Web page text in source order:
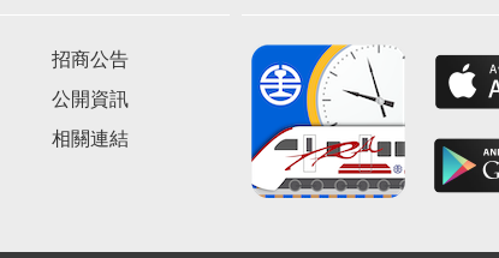
招商公告
公開資訊
相關連結